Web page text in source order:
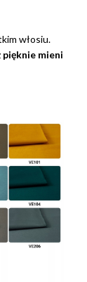
włosiu.
pięknie mieni